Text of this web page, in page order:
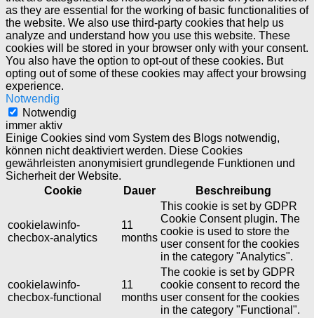
as they are essential for the working of basic functionalities of
the website. We also use third-party cookies that help us
analyze and understand how you use this website. These
cookies will be stored in your browser only with your consent.
You also have the option to opt-out of these cookies. But
opting out of some of these cookies may affect your browsing
experience.
Notwendig
Notwendig
immer aktiv
Einige Cookies sind vom System des Blogs notwendig,
können nicht deaktiviert werden. Diese Cookies
gewährleisten anonymisiert grundlegende Funktionen und
Sicherheit der Website.
Cookie
Dauer Beschreibung
cookielawinfo-
checbox-analytics
11
months
This cookie is set by GDPR
Cookie Consent plugin. The
cookie is used to store the
user consent for the cookies
in the category "Analytics".
cookielawinfo-
checbox-functional
11
months
The cookie is set by GDPR
cookie consent to record the
user consent for the cookies
in the category "Functional".